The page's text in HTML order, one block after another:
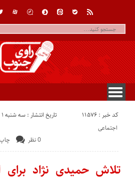
کد خبر : 11576 تاریخ انتشار : سه شنبه ۱ فروردین ۱۴۰۲ - ۱۸:۳۰
0 نظر
اجتماعی
تلاش حمیدی نژاد برای